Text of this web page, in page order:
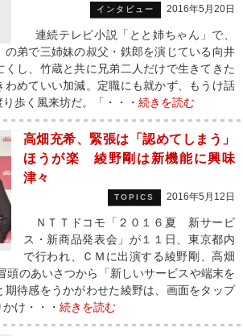
インタビュー 2016年5月20日
連続テレビ小説「とと姉ちゃん」で、
の弟で三姉妹の叔父・鉄郎を演じている向井
くし、竹蔵と共に兄弟二人だけで生きてきた
わめていい加減。定職にも就かず、もうけ話
歩く風来坊だ。「・・・ 続きを読む
高畑充希、緊張は「認めてしまう」
ほうが楽 綾野剛は新機能に興味
津々
TOPICS 2016年5月12日
ＮＴＴドコモ「２０１６夏 新サービ
ス・新商品発表会」が１１日、東京都内
で行われ、ＣＭに出演する綾野剛、高畑
のあいさつから「新しいサービスや端末を
期待感をうかがわせた綾野は、画面をタップ
け・・・ 続きを読む